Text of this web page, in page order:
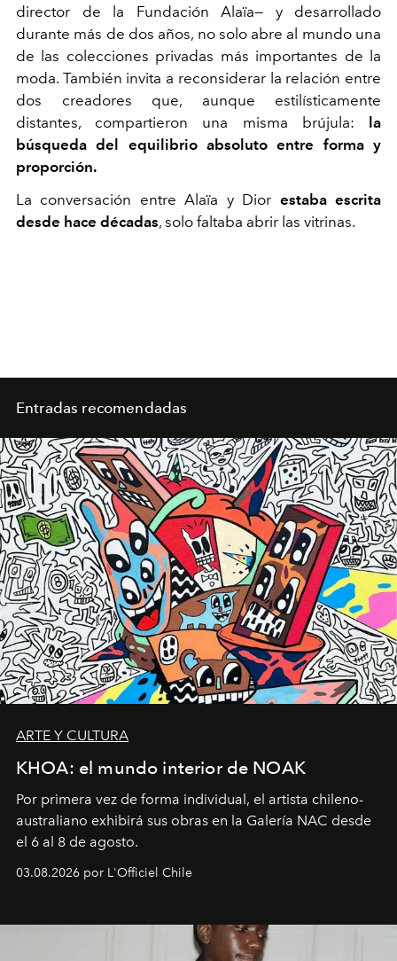
director de la Fundación Alaïa— y desarrollado
durante más de dos años, no solo abre al mundo una
de las colecciones privadas más importantes de la
moda. También invita a reconsiderar la relación entre
dos creadores que, aunque estilísticamente
distantes, compartieron una misma brújula:
la
búsqueda del equilibrio absoluto entre forma y
proporción.
La conversación entre Alaïa y Dior estaba escrita
desde hace décadas, solo faltaba abrir las vitrinas.
Entradas recomendadas
ARTE Y CULTURA
KHOA: el mundo interior de NOAK
Por primera vez de forma individual, el artista chileno-
australiano exhibirá sus obras en la Galería NAC desde
el 6 al 8 de agosto.
03.08.2026 por L'Officiel Chile